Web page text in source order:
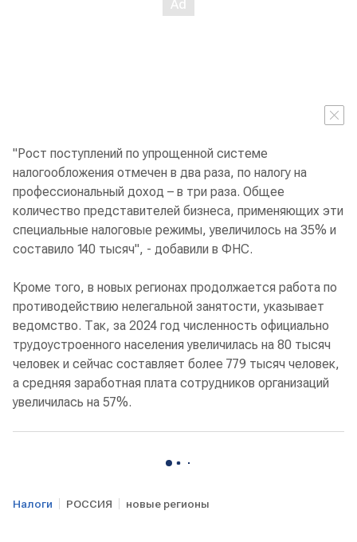
"Рост поступлений по упрощенной системе
налогообложения отмечен в два раза, по налогу на
профессиональный доход – в три раза. Общее
количество представителей бизнеса, применяющих эти
специальные налоговые режимы, увеличилось на 35% и
составило 140 тысяч", - добавили в ФНС.
Кроме того, в новых регионах продолжается работа по
противодействию нелегальной занятости, указывает
ведомство. Так, за 2024 год численность официально
трудоустроенного населения увеличилась на 80 тысяч
человек и сейчас составляет более 779 тысяч человек,
а средняя заработная плата сотрудников организаций
увеличилась на 57%.
Налоги РОССИЯ новые регионы